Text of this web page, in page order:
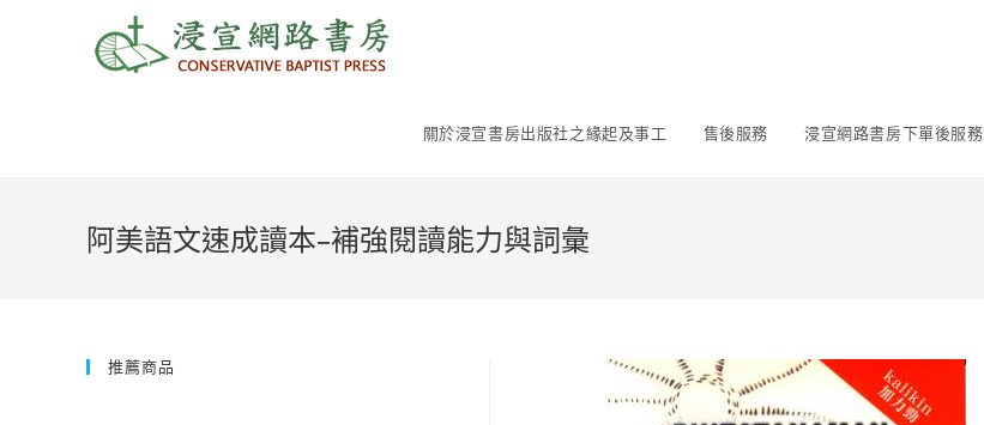
關於浸宣書房出版社之緣起及事工 售後服務 浸宣網路書房下單後服務
阿美語文速成讀本–補強閱讀能力與詞彙
推薦商品